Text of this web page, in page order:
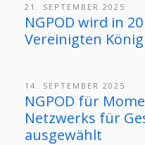
21. SEPTEMBER 2025
NGPOD wird in
Vereinigten
14. SEPTEMBER 2025
NGPOD für
Netzwerks für
ausgewählt